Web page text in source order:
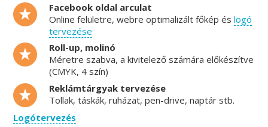
Facebook oldal arculat
Online felületre, webre optimalizált főkép éslogó
tervezése
Roll-up, molinó
Méretre szabva, a kivitelező számára előkészítve
(CMYK, 4 szín)
Reklámtárgyak tervezése
Tollak, táskák, ruházat, pen-drive, naptár stb.
Logótervezés